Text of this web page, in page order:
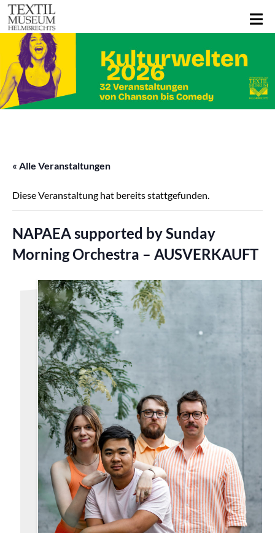
« Alle Veranstaltungen
Diese Veranstaltung hat bereits stattgefunden.
NAPAEA supported by Sunday
Morning Orchestra – AUSVERKAUFT